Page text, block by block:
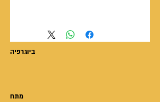
ביוגרפיה
מתח